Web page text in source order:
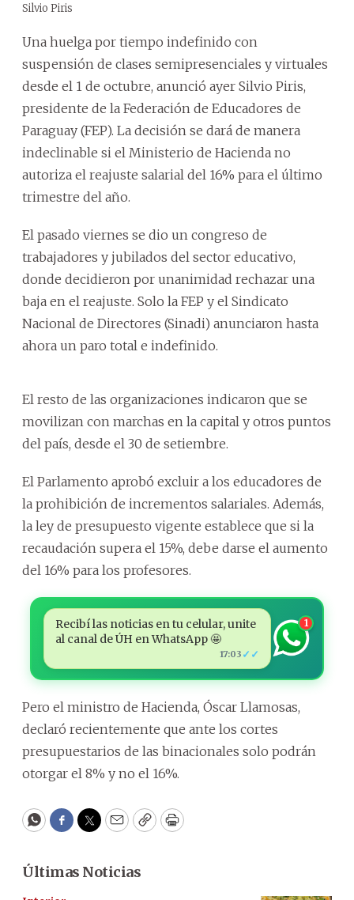
Silvio Piris
Una huelga por tiempo indefinido con
suspensión de clases semipresenciales y virtuales
desde el 1 de octubre, anunció ayer Silvio Piris,
presidente de la Federación de Educadores de
Paraguay (FEP). La decisión se dará de manera
indeclinable si el Ministerio de Hacienda no
autoriza el reajuste salarial del 16% para el último
trimestre del año.
El pasado viernes se dio un congreso de
trabajadores y jubilados del sector educativo,
donde decidieron por unanimidad rechazar una
baja en el reajuste. Solo la FEP y el Sindicato
Nacional de Directores (Sinadi) anunciaron hasta
ahora un paro total e indefinido.
El resto de las organizaciones indicaron que se
movilizan con marchas en la capital y otros puntos
del país, desde el 30 de setiembre.
El Parlamento aprobó excluir a los educadores de
la prohibición de incrementos salariales. Además,
la ley de presupuesto vigente establece que si la
recaudación supera el 15%, debe darse el aumento
del 16% para los profesores.
Recibí las noticias en tu celular, unite
al canal de ÚH en WhatsApp 🤩
17:03 ✓✓
1
Pero el ministro de Hacienda, Óscar Llamosas,
declaró recientemente que ante los cortes
presupuestarios de las binacionales solo podrán
otorgar el 8% y no el 16%.
WhatsApp
Facebook
Twitter
EmailCopyPrint
Últimas Noticias